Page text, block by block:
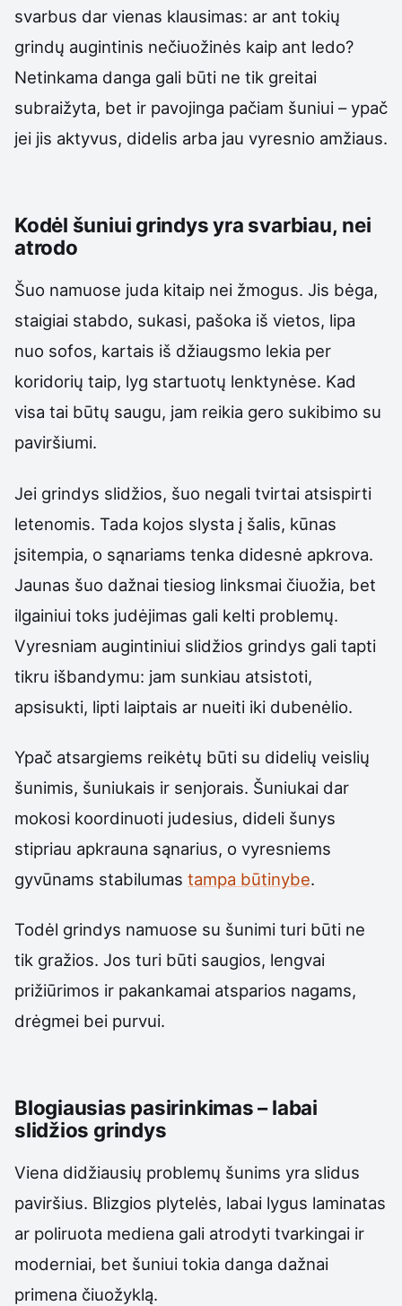
svarbus dar vienas klausimas: ar ant tokių
grindų augintinis nečiuožinės kaip ant ledo?
Netinkama danga gali būti ne tik greitai
subraižyta, bet ir pavojinga pačiam šuniui – ypač
jei jis aktyvus, didelis arba jau vyresnio amžiaus.
Kodėl šuniui grindys yra svarbiau, nei
atrodo
Šuo namuose juda kitaip nei žmogus. Jis bėga,
staigiai stabdo, sukasi, pašoka iš vietos, lipa
nuo sofos, kartais iš džiaugsmo lekia per
koridorių taip, lyg startuotų lenktynėse. Kad
visa tai būtų saugu, jam reikia gero sukibimo su
paviršiumi.
Jei grindys slidžios, šuo negali tvirtai atsispirti
letenomis. Tada kojos slysta į šalis, kūnas
įsitempia, o sąnariams tenka didesnė apkrova.
Jaunas šuo dažnai tiesiog linksmai čiuožia, bet
ilgainiui toks judėjimas gali kelti problemų.
Vyresniam augintiniui slidžios grindys gali tapti
tikru išbandymu: jam sunkiau atsistoti,
apsisukti, lipti laiptais ar nueiti iki dubenėlio.
Ypač atsargiems reikėtų būti su didelių veislių
šunimis, šuniukais ir senjorais. Šuniukai dar
mokosi koordinuoti judesius, dideli šunys
stipriau apkrauna sąnarius, o vyresniems
gyvūnams stabilumas tampa būtinybe.
Todėl grindys namuose su šunimi turi būti ne
tik gražios. Jos turi būti saugios, lengvai
prižiūrimos ir pakankamai atsparios nagams,
drėgmei bei purvui.
Blogiausias pasirinkimas – labai
slidžios grindys
Viena didžiausių problemų šunims yra slidus
paviršius. Blizgios plytelės, labai lygus laminatas
ar poliruota mediena gali atrodyti tvarkingai ir
moderniai, bet šuniui tokia danga dažnai
primena čiuožyklą.